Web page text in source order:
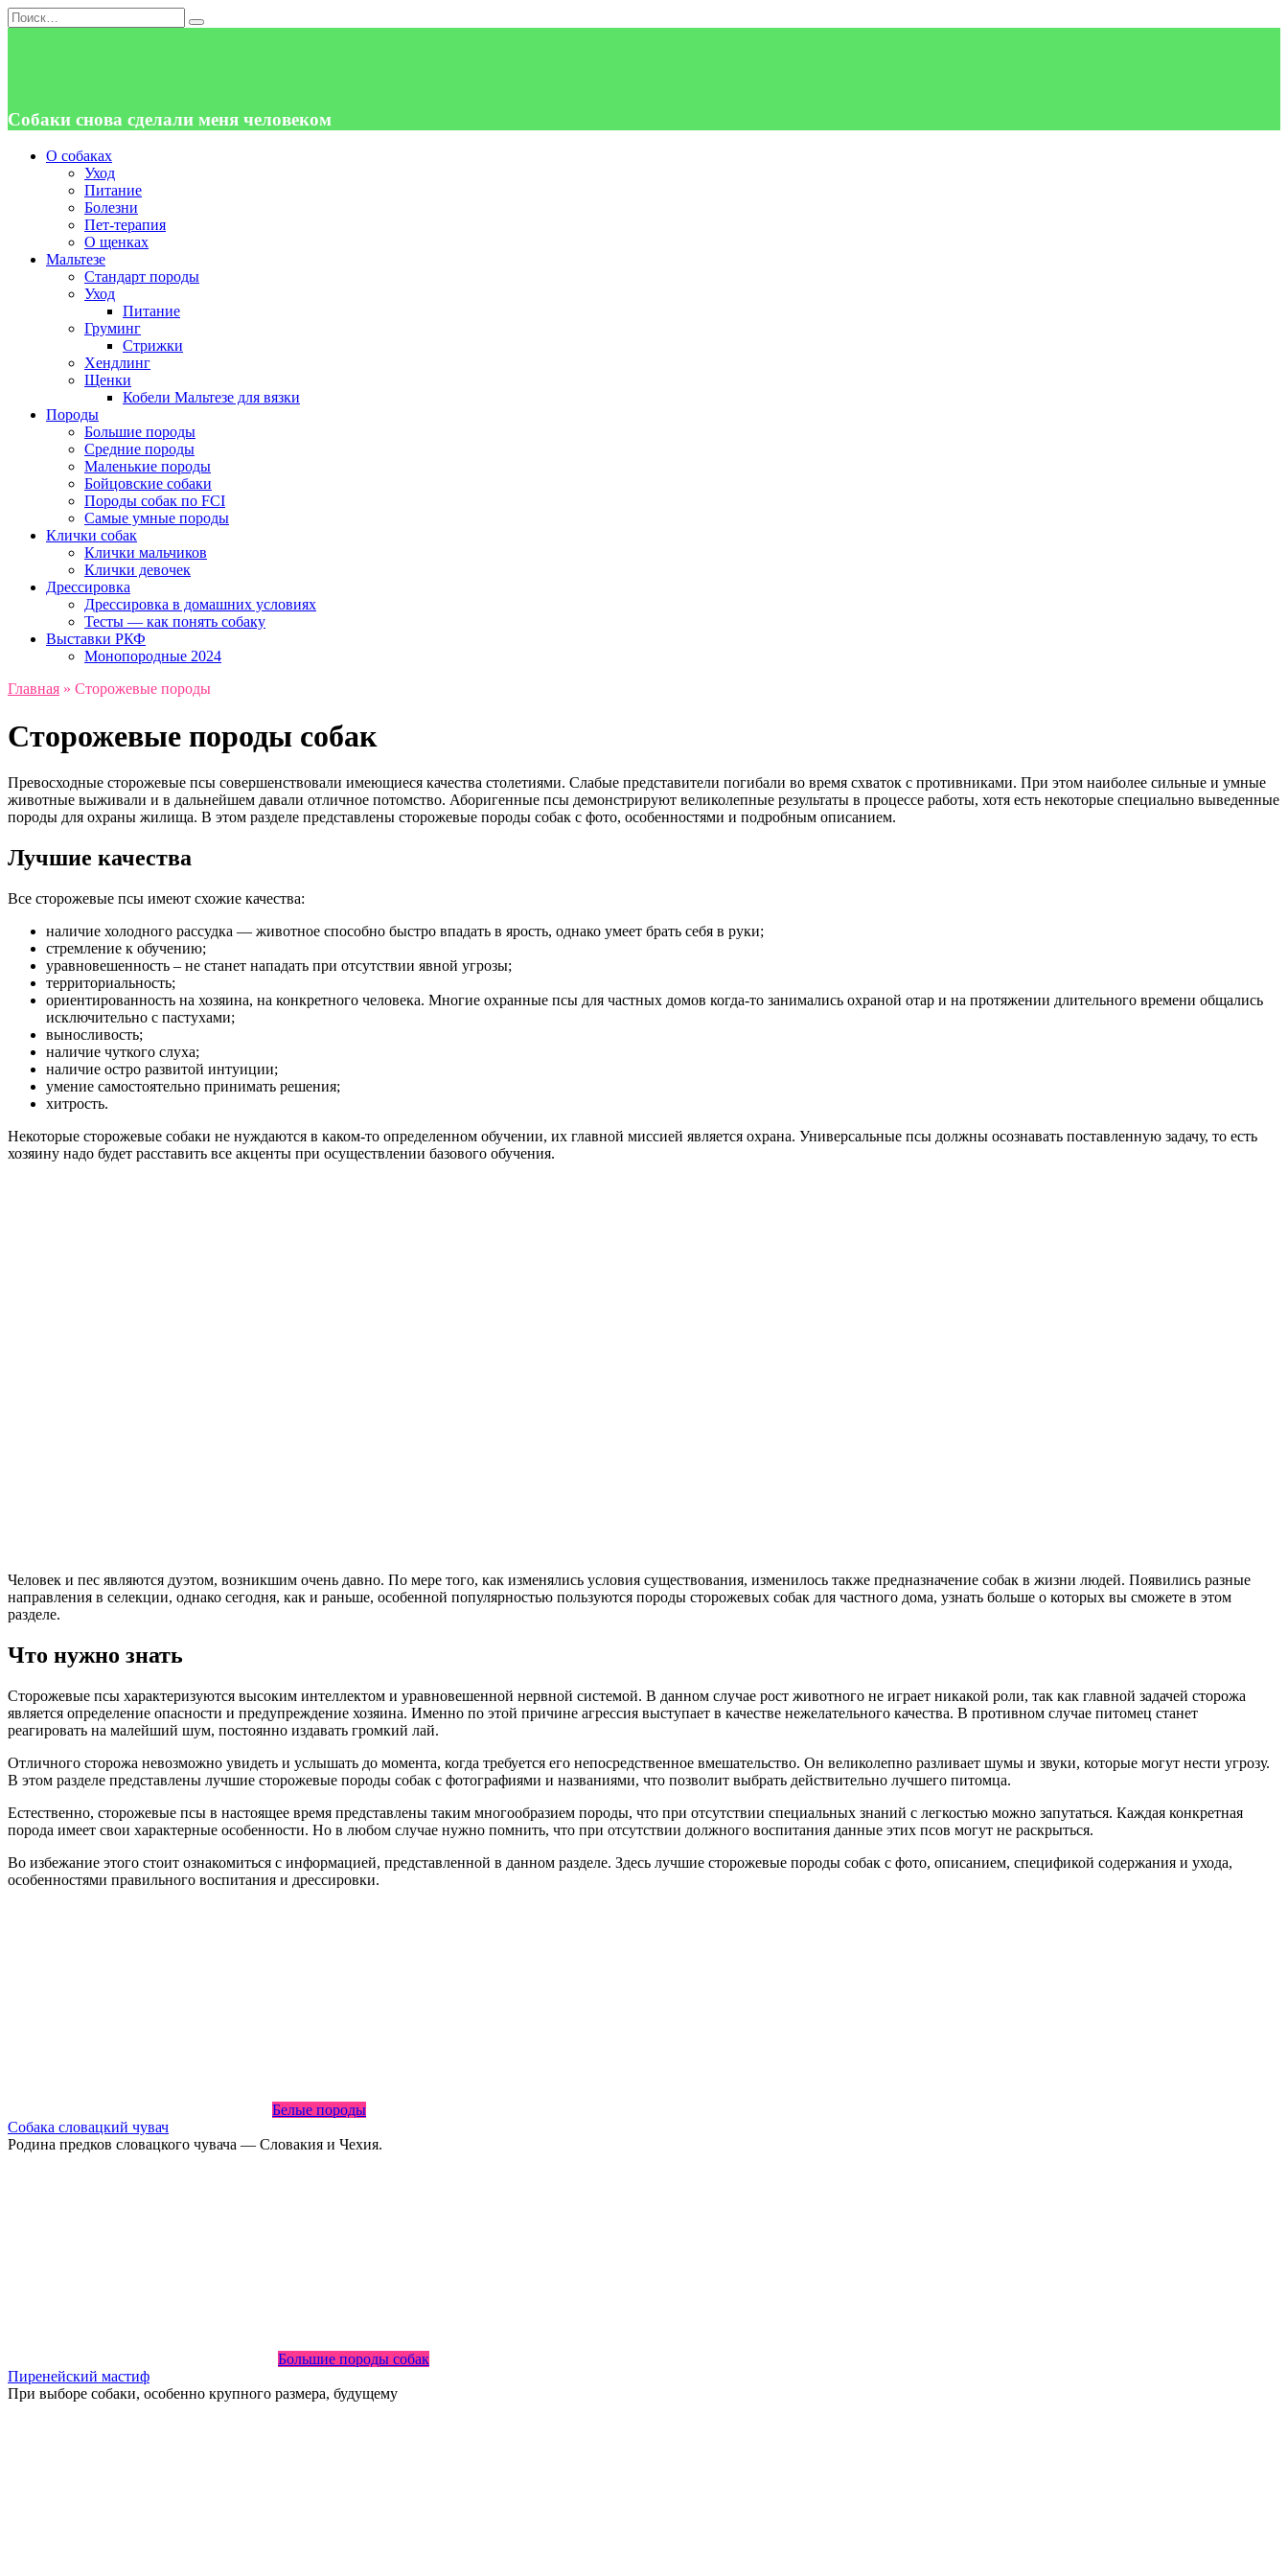
Перейти
к
Search
for:
Собаки снова сделали меня человеком
О собаках
Уход
Питание
Болезни
Пет-терапия
О щенках
Мальтезе
Стандарт породы
Уход
Питание
Груминг
Стрижки
Хендлинг
Щенки
Кобели Мальтезе для вязки
Породы
Большие породы
Средние породы
Маленькие породы
Бойцовские собаки
Породы собак по FCI
Самые умные породы
Клички собак
Клички мальчиков
Клички девочек
Дрессировка
Дрессировка в домашних условиях
Тесты — как понять собаку
Выставки РКФ
Монопородные 2024
Главная » Сторожевые породы
Сторожевые породы собак
Превосходные сторожевые псы совершенствовали имеющиеся качества столетиями. Слабые представители погибали во время схваток с противниками. При этом наиболее сильные и умные
животные выживали и в дальнейшем давали отличное потомство. Аборигенные псы демонстрируют великолепные результаты в процессе работы, хотя есть некоторые специально выведенные
породы для охраны жилища. В этом разделе представлены сторожевые породы собак с фото, особенностями и подробным описанием.
Лучшие качества
Все сторожевые псы имеют схожие качества:
наличие холодного рассудка — животное способно быстро впадать в ярость, однако умеет брать себя в руки;
стремление к обучению;
уравновешенность – не станет нападать при отсутствии явной угрозы;
территориальность;
ориентированность на хозяина, на конкретного человека. Многие охранные псы для частных домов когда-то занимались охраной отар и на протяжении длительного времени общались
исключительно с пастухами;
выносливость;
наличие чуткого слуха;
наличие остро развитой интуиции;
умение самостоятельно принимать решения;
хитрость.
Некоторые сторожевые собаки не нуждаются в каком-то определенном обучении, их главной миссией является охрана. Универсальные псы должны осознавать поставленную задачу, то есть
хозяину надо будет расставить все акценты при осуществлении базового обучения.
Человек и пес являются дуэтом, возникшим очень давно. По мере того, как изменялись условия существования, изменилось также предназначение собак в жизни людей. Появились разные
направления в селекции, однако сегодня, как и раньше, особенной популярностью пользуются породы сторожевых собак для частного дома, узнать больше о которых вы сможете в этом
разделе.
Что нужно знать
Сторожевые псы характеризуются высоким интеллектом и уравновешенной нервной системой. В данном случае рост животного не играет никакой роли, так как главной задачей сторожа
является определение опасности и предупреждение хозяина. Именно по этой причине агрессия выступает в качестве нежелательного качества. В противном случае питомец станет
реагировать на малейший шум, постоянно издавать громкий лай.
Отличного сторожа невозможно увидеть и услышать до момента, когда требуется его непосредственное вмешательство. Он великолепно разливает шумы и звуки, которые могут нести угрозу.
В этом разделе представлены лучшие сторожевые породы собак с фотографиями и названиями, что позволит выбрать действительно лучшего питомца.
Естественно, сторожевые псы в настоящее время представлены таким многообразием породы, что при отсутствии специальных знаний с легкостью можно запутаться. Каждая конкретная
порода имеет свои характерные особенности. Но в любом случае нужно помнить, что при отсутствии должного воспитания данные этих псов могут не раскрыться.
Во избежание этого стоит ознакомиться с информацией, представленной в данном разделе. Здесь лучшие сторожевые породы собак с фото, описанием, спецификой содержания и ухода,
особенностями правильного воспитания и дрессировки.
Белые породы
Собака словацкий чувач
Родина предков словацкого чувача — Словакия и Чехия.
Большие породы собак
Пиренейский мастиф
При выборе собаки, особенно крупного размера, будущему